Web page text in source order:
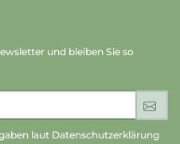
und bleiben Sie so
laut Datenschutzerklärung